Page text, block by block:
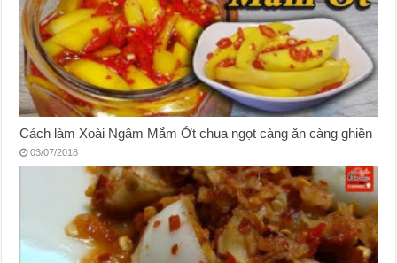
Cách làm Xoài Ngâm Mắm Ớt chua ngọt càng ăn càng ghiền
03/07/2018